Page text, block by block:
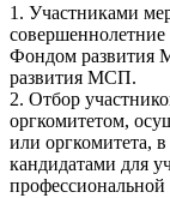
1. Участниками
Фондом развития
развития МСП.
2. Отбор
оргкомитетом,
или оргкомитета,
кандидатами для
профессиональной